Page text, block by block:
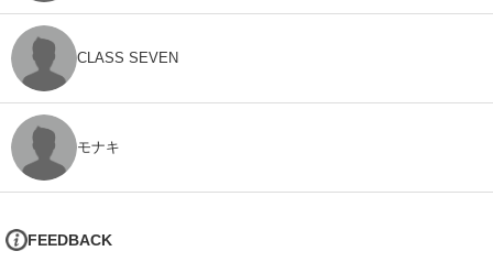
CLASS SEVEN
モナキ
FEEDBACK